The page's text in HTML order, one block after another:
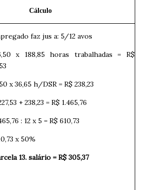
Cálculo
faz jus a: 5/12 avos
x 188,85 horas trabalhadas = R$
x 36,65 h/DSR = R$ 238,23
+ 238,23 = R$ 1.465,76
: 12 x 5 = R$ 610,73
x 50%
13. salário = R$ 305,37